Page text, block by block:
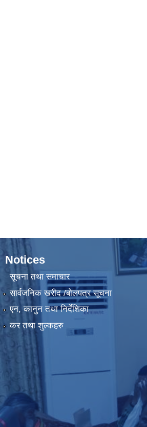
Notices
सूचना तथा समाचार
सार्वजनिक खरीद /बोलपत्र सूचना
एन, कानुन तथा निर्देशिका
कर तथा शुल्कहरु